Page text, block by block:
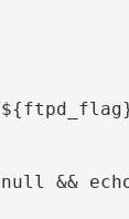
&&